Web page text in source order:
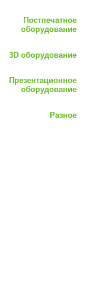
Постпечатное
оборудование
3D оборудование
Презентационное
оборудование
Разное